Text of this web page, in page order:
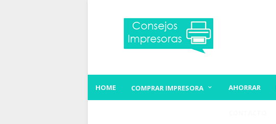
HOME COMPRAR IMPRESORA AHORRAR